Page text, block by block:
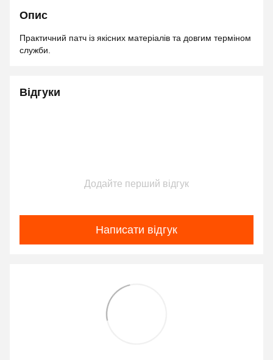
Опис
Практичний патч із якісних матеріалів та довгим терміном
служби.
Відгуки
Додайте перший відгук
Написати відгук